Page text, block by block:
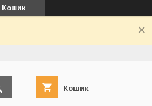
Кошик
Кошик